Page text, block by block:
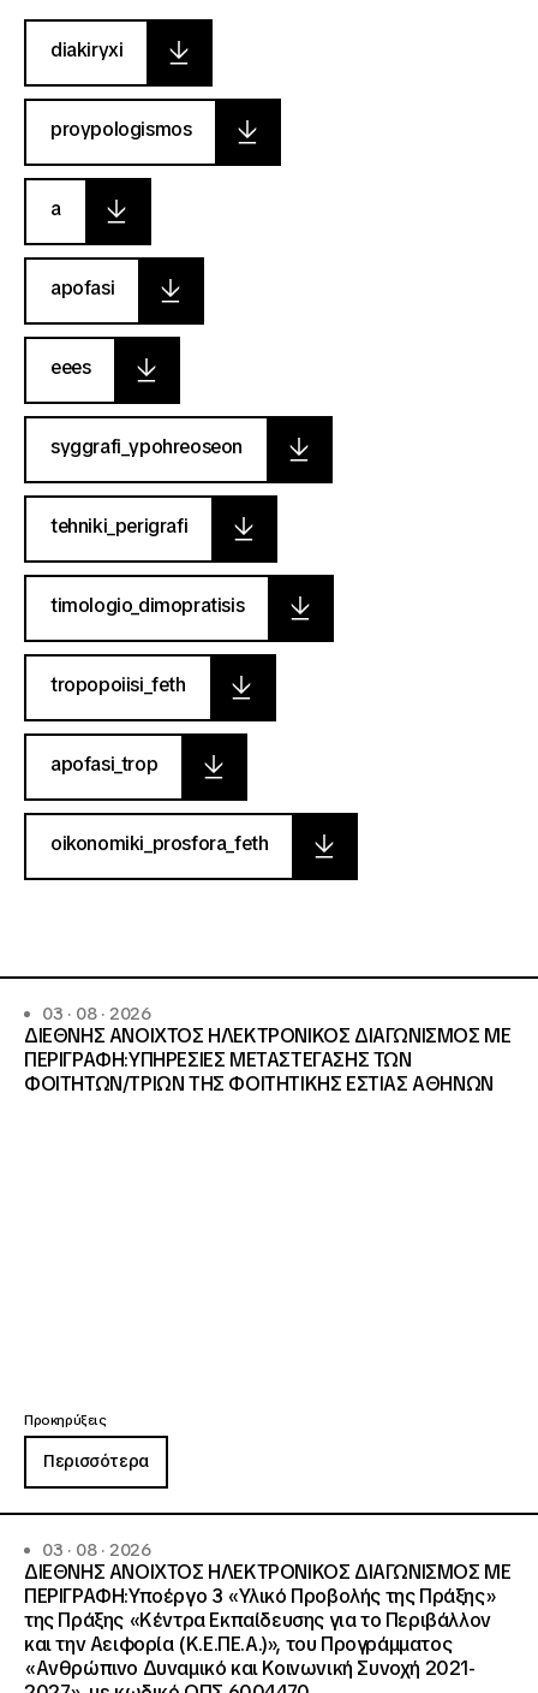
diakiryxi
proypologismos
a
apofasi
eees
syggrafi_ypohreoseon
tehniki_perigrafi
timologio_dimopratisis
tropopoiisi_feth
apofasi_trop
oikonomiki_prosfora_feth
03 · 08 · 2026
ΔΙΕΘΝΗΣ ΑΝΟΙΧΤΟΣ ΗΛΕΚΤΡΟΝΙΚΟΣ ΔΙΑΓΩΝΙΣΜΟΣ ΜΕ
ΠΕΡΙΓΡΑΦΗ:ΥΠΗΡΕΣΙΕΣ METAΣΤΕΓΑΣΗΣ ΤΩΝ
ΦΟΙΤΗΤΩΝ/ΤΡΙΩΝ ΤΗΣ ΦΟΙΤΗΤΙΚΗΣ ΕΣΤΙΑΣ ΑΘΗΝΩΝ
Προκηρύξεις
Περισσότερα
03 · 08 · 2026
ΔΙΕΘΝΗΣ ΑΝΟΙΧΤΟΣ ΗΛΕΚΤΡΟΝΙΚΟΣ ΔΙΑΓΩΝΙΣΜΟΣ ΜΕ
ΠΕΡΙΓΡΑΦΗ:Υποέργο 3 «Υλικό Προβολής της Πράξης»
της Πράξης «Κέντρα Εκπαίδευσης για το Περιβάλλον
και την Αειφορία (Κ.Ε.ΠΕ.Α.)», του Προγράμματος
«Ανθρώπινο Δυναμικό και Κοινωνική Συνοχή 2021-